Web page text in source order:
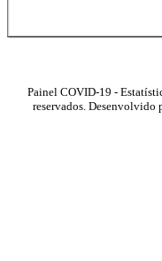
Painel COVID-19 -
reservados. Desenvolvido